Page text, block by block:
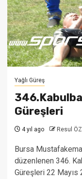
Yağlı Güreş
Güreşleri
4 yıl ago Resul
Bursa
düzenlenen 346.
Güreşleri 22